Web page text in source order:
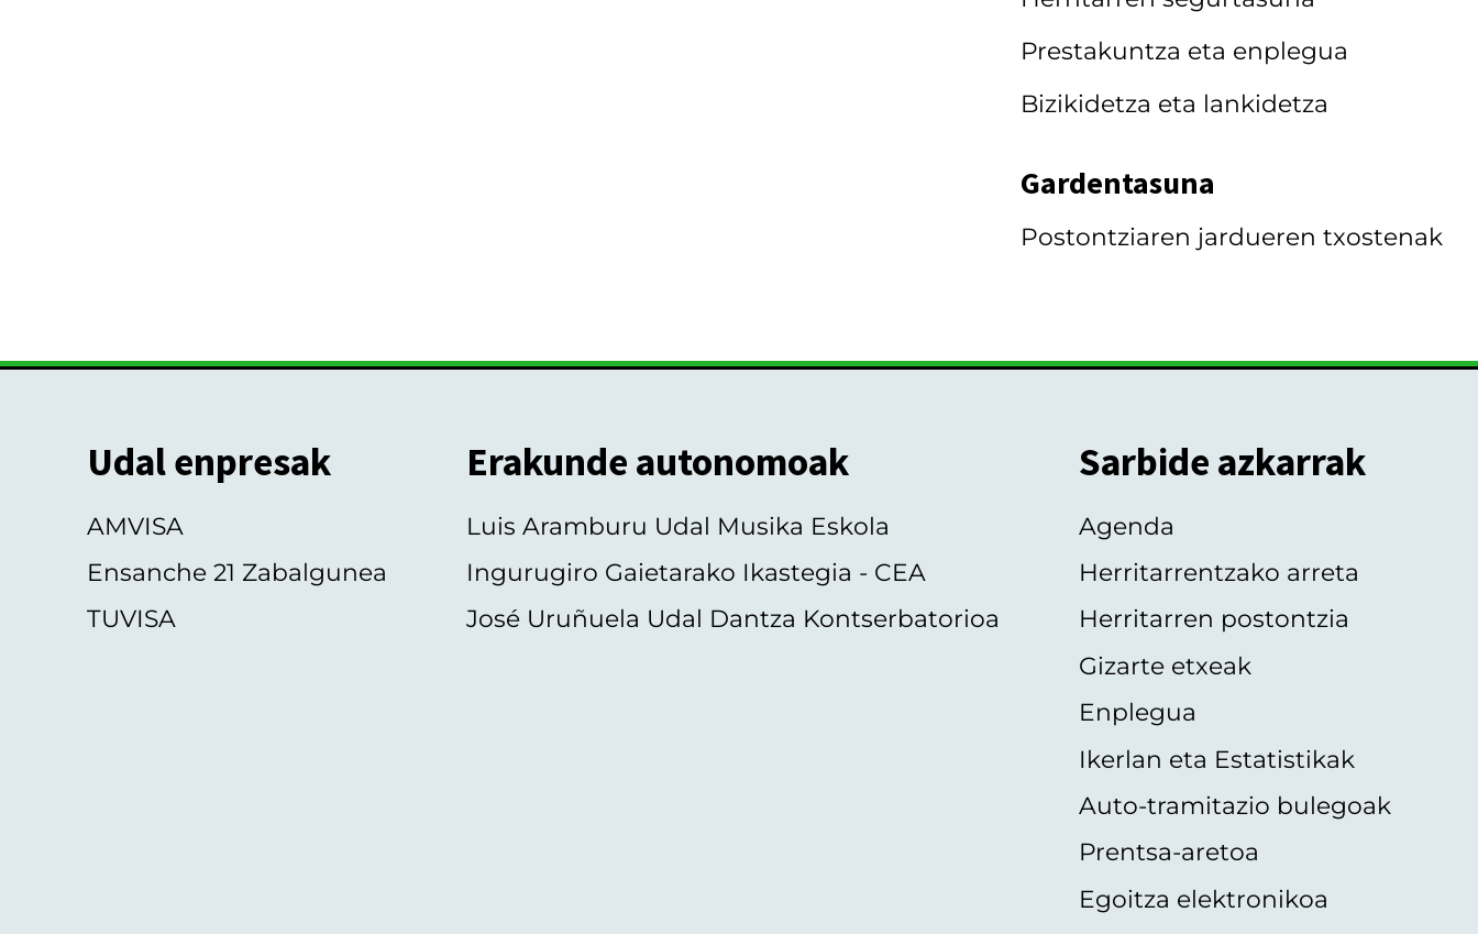
Prestakuntza eta enplegua
Bizikidetza eta lankidetza
Gardentasuna
Postontziaren jardueren txostenak
Udal enpresak
AMVISA
Ensanche 21 Zabalgunea
TUVISA
Erakunde autonomoak
Luis Aramburu Udal Musika Eskola
Ingurugiro Gaietarako Ikastegia - CEA
José Uruñuela Udal Dantza Kontserbatorioa
Sarbide azkarrak
Agenda
Herritarrentzako arreta
Herritarren postontzia
Gizarte etxeak
Enplegua
Ikerlan eta Estatistikak
Auto-tramitazio bulegoak
Prentsa-aretoa
Egoitza elektronikoa